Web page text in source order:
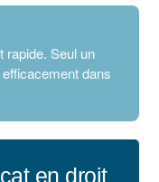
rapide. Seul un
dans
en droit